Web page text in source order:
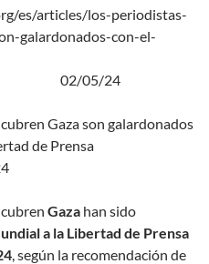
es/articles/los-periodistas-
galardonados-con-el-
24
Gaza son galardonados
de Prensa
Gaza han sido
a la Libertad de Prensa
, según la recomendación de